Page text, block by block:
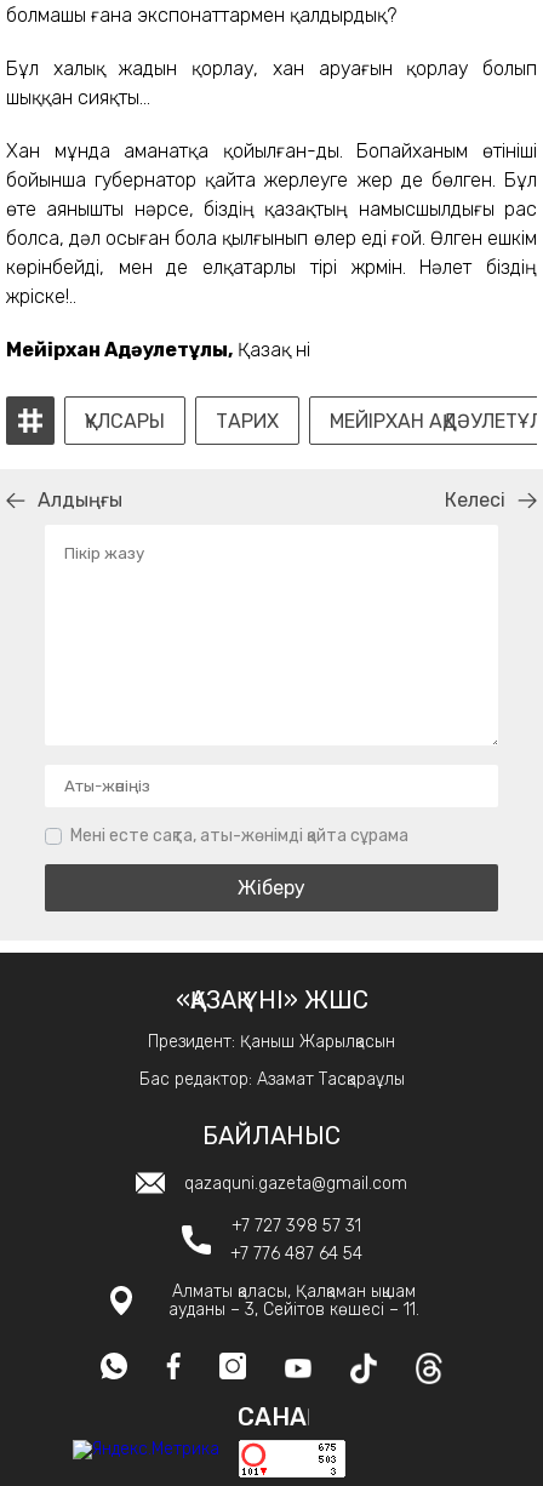
болмашы ғана экспонаттармен қалдырдық?
Бұл халық жадын қорлау, хан аруағын қорлау болып
шыққан сияқты...
Хан мұнда аманатқа қойылған-ды. Бопайханым өтініші
бойынша губернатор қайта жерлеуге жер де бөлген. Бұл
өте аянышты нәрсе, біздің қазақтың намысшылдығы рас
болса, дәл осыған бола қылғынып өлер еді ғой. Өлген ешкім
көрінбейді, мен де елқатарлы тірі жүрмін. Нәлет біздің
жүріске!..
Мейірхан Ақдәулетұлы, Қазақ үні
ҚҰЛСАРЫ ТАРИХ МЕЙІРХАН
Алдыңғы Келесі
Мені есте сақта, аты-жөнімді қайта сұрама
«ҚАЗАҚ ҮНІ» ЖШС
Президент: Қаныш Жарылқасын
Бас редактор: Азамат Тасқараұлы
БАЙЛАНЫС
qazaquni.gazeta@gmail.com
+7 727 398 57 31
+7 776 487 64 54
Алматы қаласы, Қалқаман ықшам
ауданы – 3, Сейітов көшесі – 11.
САНАҚ